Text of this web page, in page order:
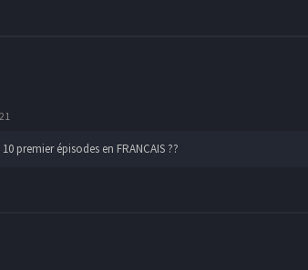
premier épisodes en FRANCAIS ??